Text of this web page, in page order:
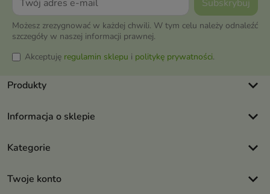
Możesz zrezygnować w każdej chwili. W tym celu należy odnaleźć
szczegóły w naszej informacji prawnej.
Akceptuję regulamin sklepu i politykę prywatności.
Produkty keyboard_arrow_down
Informacja o sklepie keyboard_arrow_down
Kategorie keyboard_arrow_down
Twoje konto keyboard_arrow_down